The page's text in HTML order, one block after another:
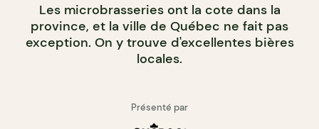
Les microbrasseries ont la cote dans la
province, et la ville de Québec ne fait pas
exception. On y trouve d'excellentes bières
locales.
Présenté par